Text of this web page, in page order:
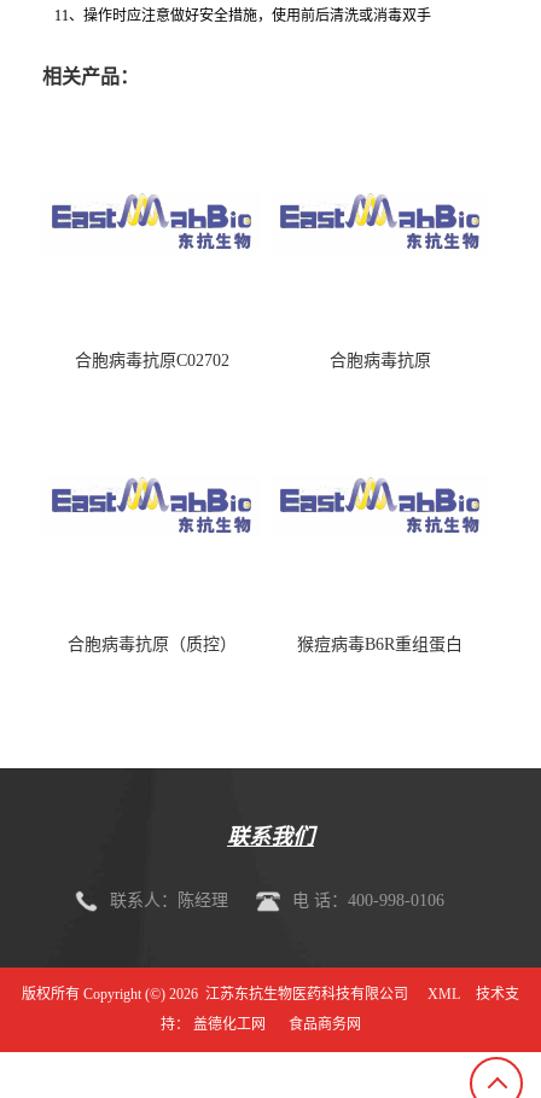
11、操作时应注意做好安全措施，使用前后清洗或消毒双手
相关产品：
合胞病毒抗原C02702 合胞病毒抗原
合胞病毒抗原（质控） 猴痘病毒B6R重组蛋白
联系我们
联系人：陈经理 电 话：400-998-0106
版权所有 Copyright (©) 2026 江苏东抗生物医药科技有限公司 XML
技术支
持： 盖德化工网 食品商务网